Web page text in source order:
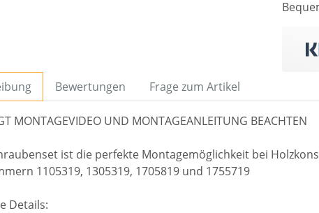
Bewertungen Frage zum Artikel
MONTAGEVIDEO UND MONTAGEANLEITUNG BEACHTEN
ist die perfekte Montagemöglichkeit bei
1105319, 1305319, 1705819 und 1755719
Details: